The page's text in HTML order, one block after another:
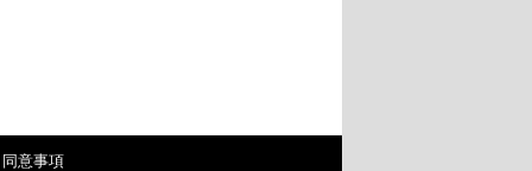
意事項